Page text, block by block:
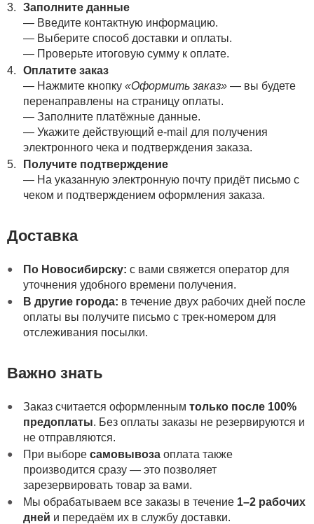
Заполните данные
— Введите контактную информацию.
— Выберите способ доставки и оплаты.
— Проверьте итоговую сумму к оплате.
Оплатите заказ
— Нажмите кнопку «Оформить заказ»— вы будете
перенаправлены на страницу оплаты.
— Заполните платёжные данные.
— Укажите действующий e-mail для получения
электронного чека и подтверждения заказа.
Получите подтверждение
— На указанную электронную почту придёт письмо с
чеком и подтверждением оформления заказа.
Доставка
По Новосибирску: с вами свяжется оператор для
уточнения удобного времени получения.
В другие города: в течение двух рабочих дней после
оплаты вы получите письмо с трек-номером для
отслеживания посылки.
Важно знать
Заказ считается оформленным только после 100%
предоплаты. Без оплаты заказы не резервируются и
не отправляются.
При выборе самовывозаоплата также
производится сразу — это позволяет
зарезервировать товар за вами.
Мы обрабатываем все заказы в течение 1–2 рабочих
дней и передаём их в службу доставки.